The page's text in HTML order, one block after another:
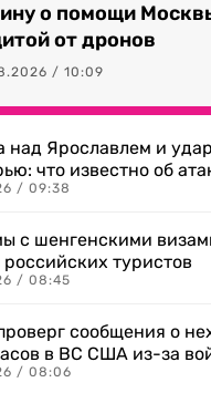
о помощи
от дронов
/ 10:09
над Ярославлем и
что известно об
/ 09:38
с шенгенскими
туристов
/ 08:45
сообщения о
в ВС США из-за
/ 08:06